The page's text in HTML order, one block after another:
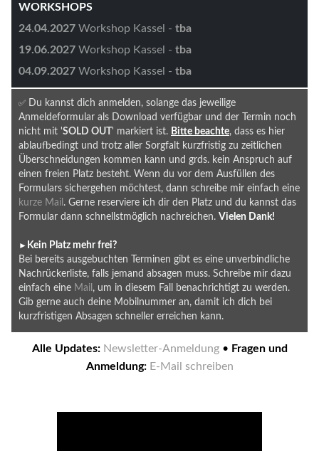
WORKSHOPS
24.04.2027 Workshop Kassel - tba
19.06.2027 Workshop Kassel - tba
04.09.2027 Workshop Kassel - tba
✅ Du kannst dich anmelden, solange das jeweilige
Anmeldeformular als Download verfügbar und der Termin noch
nicht mit 'SOLD OUT ' markiert ist. Bitte beachte, dass es hier
ablaufbedingt und trotz aller Sorgfalt kurzfristig zu zeitlichen
Überschneidungen kommen kann und grds. kein Anspruch auf
einen freien Platz besteht. Wenn du vor dem Ausfüllen des
Formulars sichergehen möchtest, dann schreibe mir einfach eine
kurze Mail . Gerne reserviere ich dir den Platz und du kannst das
Formular dann schnellstmöglich nachreichen. Vielen Dank!
► Kein Platz mehr frei?
Bei bereits ausgebuchten Terminen gibt es eine unverbindliche
Nachrückerliste, falls jemand absagen muss. Schreibe mir dazu
einfach eine Mail , um in diesem Fall benachrichtigt zu werden.
Gib gerne auch deine Mobilnummer an, damit ich dich bei
kurzfristigen Absagen schneller erreichen kann.
Alle Updates: Newsletter-Anmeldung• Fragen und
Anmeldung: E-Mail schreiben